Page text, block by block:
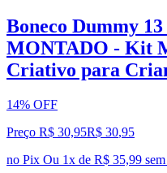
Boneco Dummy
MONTADO - Kit
Criativo para
14% OFF
Preço R$ 30,95R$ 30,95
no Pix Ou 1x de R$ 35,99